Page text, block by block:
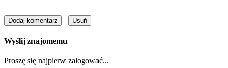
Wyślij znajomemu
Proszę się najpierw zalogować...